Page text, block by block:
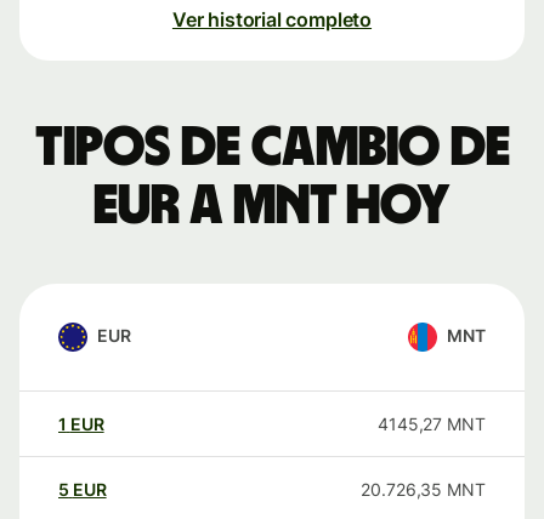
Ver historial completo
Tipos de cambio de
EUR a MNT hoy
EUR MNT
1 EUR 4145,27 MNT
5 EUR 20.726,35 MNT